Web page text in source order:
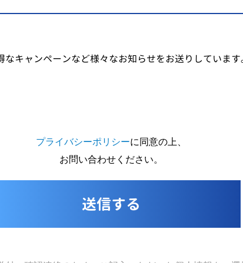
キャンペーンなど様々なお知らせをお送りしています
プライバシーポリシーに同意の上、
お問い合わせください。